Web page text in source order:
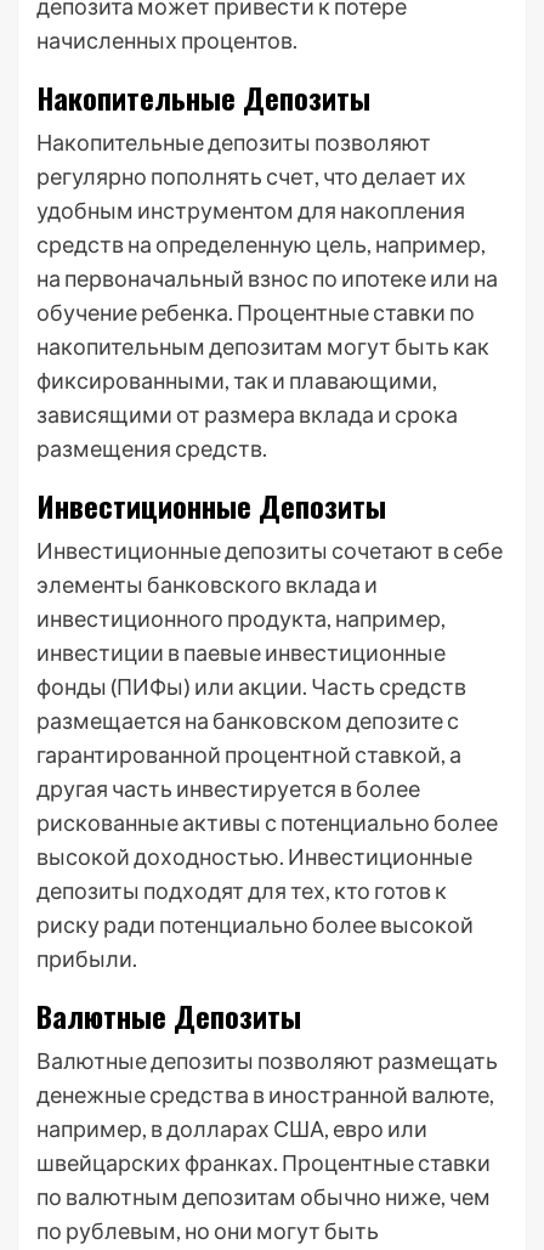
депозита может привести к потере
начисленных процентов.
Накопительные Депозиты
Накопительные депозиты позволяют
регулярно пополнять счет, что делает их
удобным инструментом для накопления
средств на определенную цель, например,
на первоначальный взнос по ипотеке или на
обучение ребенка. Процентные ставки по
накопительным депозитам могут быть как
фиксированными, так и плавающими,
зависящими от размера вклада и срока
размещения средств.
Инвестиционные Депозиты
Инвестиционные депозиты сочетают в себе
элементы банковского вклада и
инвестиционного продукта, например,
инвестиции в паевые инвестиционные
фонды (ПИФы) или акции. Часть средств
размещается на банковском депозите с
гарантированной процентной ставкой, а
другая часть инвестируется в более
рискованные активы с потенциально более
высокой доходностью. Инвестиционные
депозиты подходят для тех, кто готов к
риску ради потенциально более высокой
прибыли.
Валютные Депозиты
Валютные депозиты позволяют размещать
денежные средства в иностранной валюте,
например, в долларах США, евро или
швейцарских франках. Процентные ставки
по валютным депозитам обычно ниже, чем
по рублевым, но они могут быть